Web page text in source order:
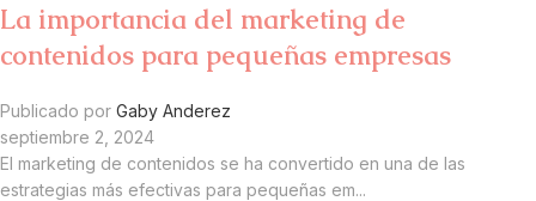
La importancia del marketing de
contenidos para pequeñas empresas
Publicado por Gaby Anderez
septiembre 2, 2024
El marketing de contenidos se ha convertido en una de las
estrategias más efectivas para pequeñas em...